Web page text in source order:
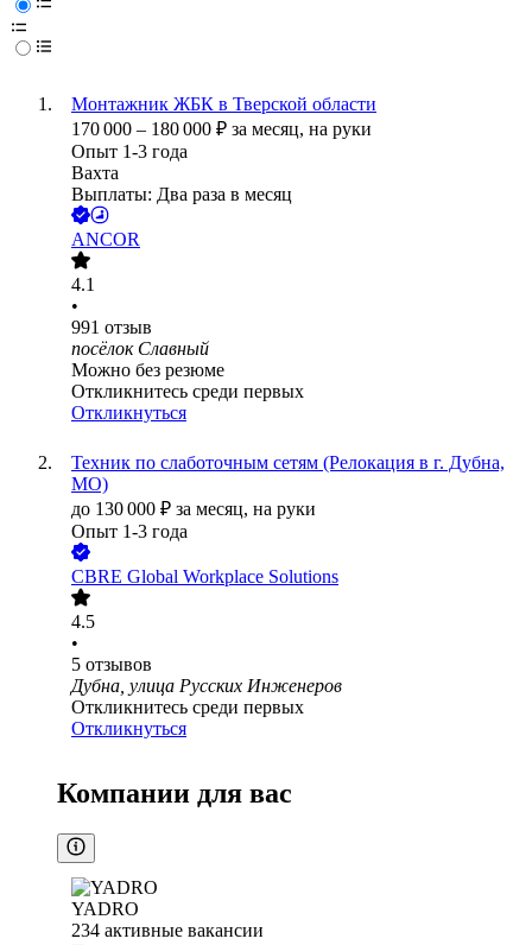
Монтажник ЖБК в Тверской области
170 000 – 180 000 ₽ за месяц, на руки
Опыт 1-3 года
Вахта
Выплаты: Два раза в месяц
ANCOR
4.1
•
991 отзыв
посёлок Славный
Можно без резюме
Откликнитесь среди первых
Откликнуться
Техник по слаботочным сетям (Релокация в г. Дубна,
МО)
до 130 000 ₽ за месяц, на руки
Опыт 1-3 года
CBRE Global Workplace Solutions
4.5
•
5 отзывов
Дубна, улица Русских Инженеров
Откликнитесь среди первых
Откликнуться
Компании для вас
YADRO
234 активные вакансии